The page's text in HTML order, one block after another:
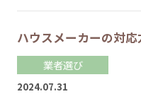
ハウスメーカーの対応
業者選び
2024.07.31